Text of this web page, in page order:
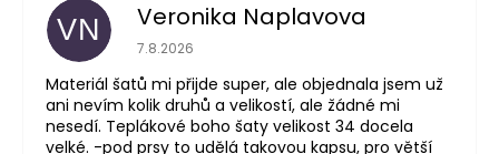
VN Veronika Naplavova
Hodnocení obchodu je 4 z 5 hvězdiček.
7.8.2026
Materiál šatů mi přijde super, ale objednala jsem už
ani nevím kolik druhů a velikostí, ale žádné mi
nesedí. Teplákové boho šaty velikost 34 docela
velké. -pod prsy to udělá takovou kapsu, pro větší